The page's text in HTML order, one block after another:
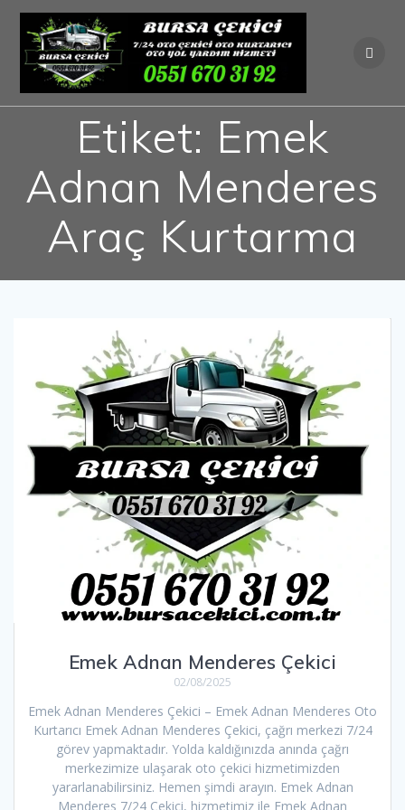
Skip
to
content
Etiket: Emek
Adnan Menderes
Araç Kurtarma
Emek Adnan Menderes Çekici
02/08/2025
Emek Adnan Menderes Çekici – Emek Adnan Menderes Oto
Kurtarıcı Emek Adnan Menderes Çekici, çağrı merkezi 7/24
görev yapmaktadır. Yolda kaldığınızda anında çağrı
merkezimize ulaşarak oto çekici hizmetimizden
yararlanabilirsiniz. Hemen şimdi arayın. Emek Adnan
Menderes 7/24 Çekici, hizmetimiz ile Emek Adnan